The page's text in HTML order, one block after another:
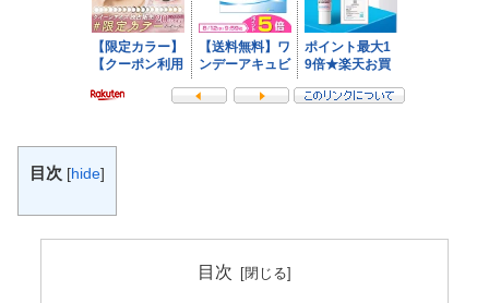
目次 [hide]
目次